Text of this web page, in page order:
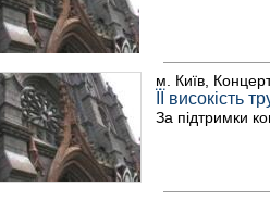
м. Київ,
ЇЇ високість
За підтримки